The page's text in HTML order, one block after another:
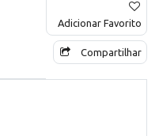
Adicionar Favorito
Compartilhar